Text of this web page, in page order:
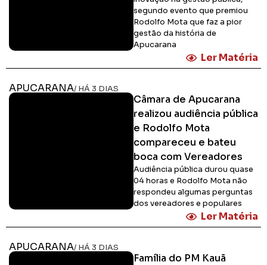
segundo evento que premiou
Rodolfo Mota que faz a pior
gestão da história de
Apucarana
Ler Matéria
APUCARANA/ HÁ 3 DIAS
Câmara de Apucarana
realizou audiência pública
e Rodolfo Mota
compareceu e bateu
boca com Vereadores
Audiência pública durou quase
04 horas e Rodolfo Mota não
respondeu algumas perguntas
dos vereadores e populares
Ler Matéria
APUCARANA/ HÁ 3 DIAS
Família do PM Kauã